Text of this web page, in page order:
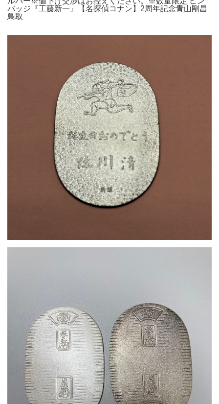
バッジ『工藤新一』【名探偵コナン】2周年記念青山剛昌
鳥取